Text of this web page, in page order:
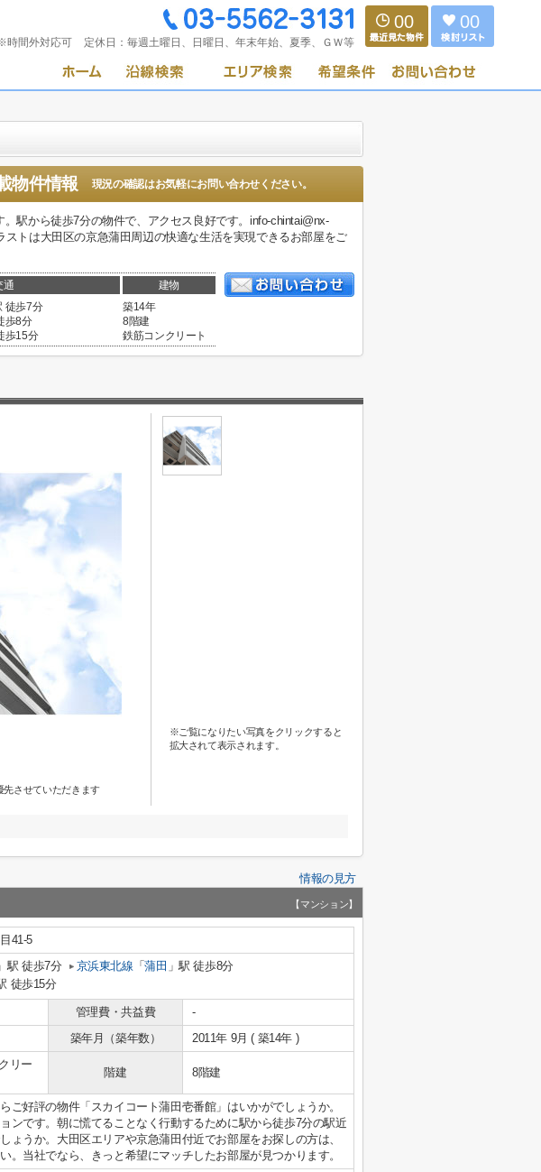
時間外対応可 定休日： 毎週土曜日、日曜日、年末年始、夏季、ＧＷ等
00 00
物件情報 現況の確認はお気軽にお問い合わせください。
駅から徒歩7分の物件で、アクセス良好です。info-chintai@nx-
トは大田区の京急蒲田周辺の快適な生活を実現できるお部屋をご
通 建物
徒歩7分
歩8分
歩15分
築14年
8階建
鉄筋コンクリート
させていただきます
※ご覧になりたい写真をクリックすると
拡大されて表示されます。
情報の見方
【マンション】
41-5
」駅 徒歩7分 京浜東北線 「蒲田 」駅 徒歩8分
徒歩15分
管理費・共益費
-
築年月（築年数） 2011年 9月 ( 築14年 )
リー
階建 8階建
ご好評の物件「スカイコート蒲田壱番館」はいかがでしょうか。
ンです。朝に慌てることなく行動するために駅から徒歩7分の駅近
ょうか。大田区エリアや京急蒲田付近でお部屋をお探しの方は、
。当社でなら、きっと希望にマッチしたお部屋が見つかります。